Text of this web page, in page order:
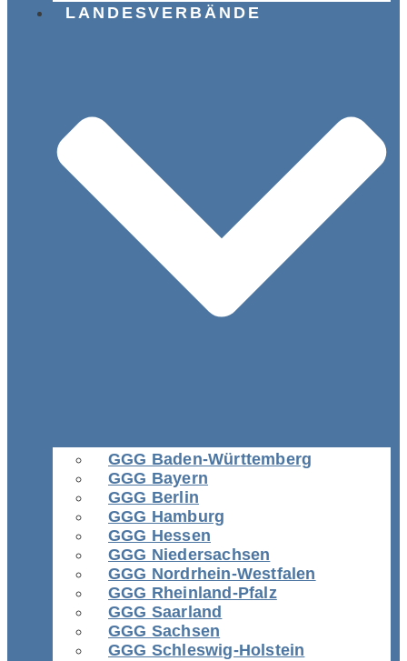
LANDESVERBÄNDE
GGG Baden-Württemberg
GGG Bayern
GGG Berlin
GGG Hamburg
GGG Hessen
GGG Niedersachsen
GGG Nordrhein-Westfalen
GGG Rheinland-Pfalz
GGG Saarland
GGG Sachsen
GGG Schleswig-Holstein